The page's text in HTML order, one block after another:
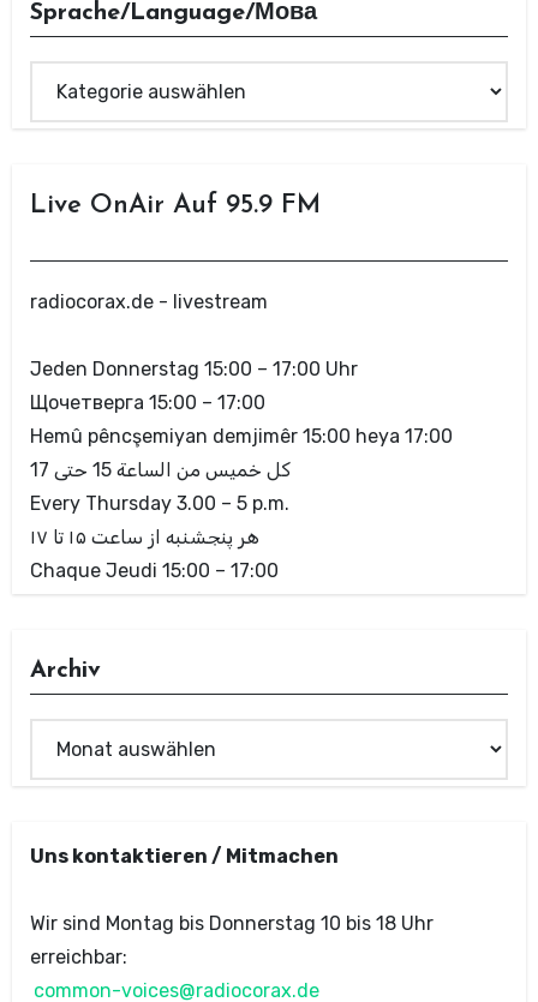
Sprache/Language/Мова
Live OnAir Auf 95.9 FM
radiocorax.de - livestream
Jeden Donnerstag 15:00 – 17:00 Uhr
Щочетверга 15:00 – 17:00
Hemû pêncşemiyan demjimêr 15:00 heya 17:00
كل خميس من الساعة 15 حتى 17
Every Thursday 3.00 – 5 p.m.
هر پنجشنبه از ساعت ۱۵ تا ۱۷
Chaque Jeudi 15:00 – 17:00
Archiv
Uns kontaktieren / Mitmachen
Wir sind Montag bis Donnerstag 10 bis 18 Uhr
erreichbar:
common-voices@radiocorax.de